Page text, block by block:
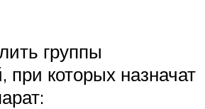
группы
при которых назначат